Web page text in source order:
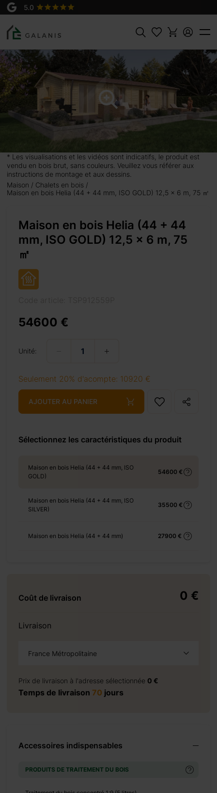
Rechercher
* Les visualisations et les vidéos sont indicatifs, le produit est
vendu en bois brut, sans couleurs. Veuillez vous référer aux
instructions de montage et aux dessins.
Maison
Chalets en bois
Maison en bois Helia (44 + 44 mm, ISO GOLD) 12,5 x 6 m, 75 ㎡
Maison en bois Helia (44 + 44
mm, ISO GOLD) 12,5 x 6 m, 75
㎡
54600 €
Unité:
Seulement 20% d'acompte: 10920 €
AJOUTER AU PANIER
Sélectionnez les caractéristiques du produit
Maison en bois Helia (44 + 44 mm, ISO
GOLD)
54600 €
Maison en bois Helia (44 + 44 mm, ISO
SILVER)
35500 €
Maison en bois Helia (44 + 44 mm) 27900 €
Coût de livraison 0 €
Livraison
France Métropolitaine
Prix de livraison à l'adresse sélectionnée 0 €
Temps de livraison 70 jours
Accessoires indispensables
PRODUITS DE TRAITEMENT DU BOIS
Maison en bois Helia (44 + 44 mm, ISO
54600 €
6 m, 75 ㎡
la maison en
vos vacances
Avec ses 75
des chambres à
bibliothèque
à l’espace même
6-m-75-%e3%8e%a1/
+ 1085 €
+ 1380 €